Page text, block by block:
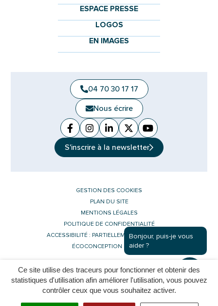
Ce site utilise des traceurs pour fonctionner et obtenir des
statistiques d'utilisation afin améliorer l'utilisation, vous pouvez
contrôler ceux que vous souhaitez activer.
ESPACE PRESSE
LOGOS
EN IMAGES
04 70 30 17 17
Nous écrire
Facebook
(ouverture dans un nouvel onglet)
Instagram
(ouverture dans un nouvel
Linkedin
(ouverture dans un nouvel
X (Twitter)
(ouverture dans un
YouTube
(ouverture dans
S'inscrire à la newsletter
GESTION DES COOKIES
PLAN DU SITE
MENTIONS LÉGALES
POLITIQUE DE CONFIDENTIALITÉ
ACCESSIBILITÉ : PARTIELLEMENT CONFORME
ÉCOCONCEPTION DU SITE
Site réalisé par
Bonjour, puis-je vous
aider ?